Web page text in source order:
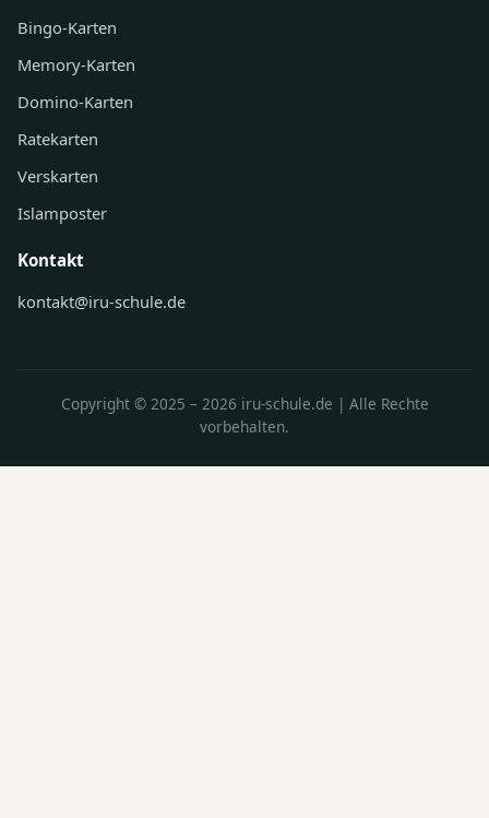
Bingo-Karten
Memory-Karten
Domino-Karten
Ratekarten
Verskarten
Islamposter
Kontakt
kontakt@iru-schule.de
Copyright © 2025 – 2026 iru-schule.de | Alle Rechte
vorbehalten.